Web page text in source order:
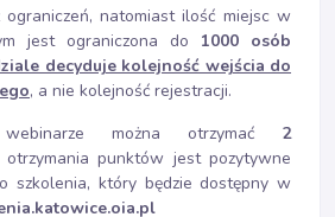
natomiast ilość miejsc w
jest ograniczona do 1000 osób
decyduje kolejność wejścia do
, a nie kolejność rejestracji.
można otrzymać 2
otrzymania punktów jest pozytywne
szkolenia, który będzie dostępny w